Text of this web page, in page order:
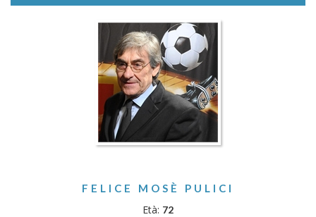
FELICE MOSÈ PULICI
Età: 72